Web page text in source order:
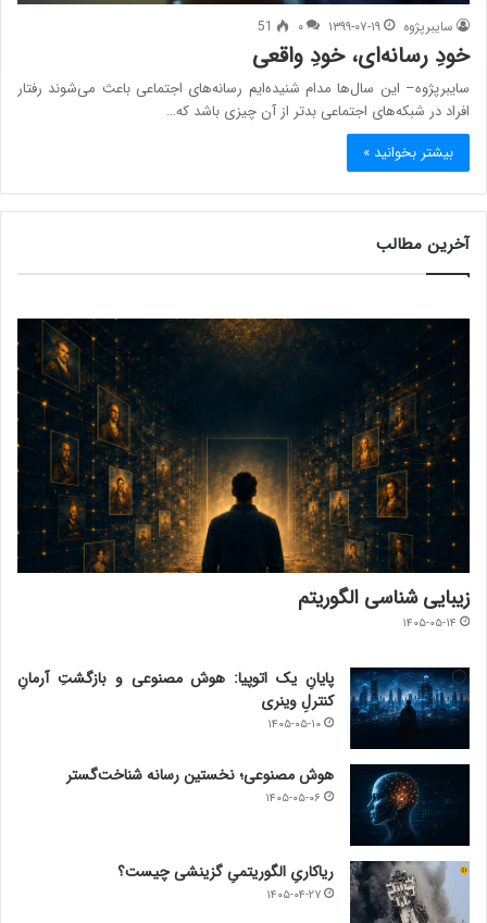
سایبرپژوه ۱۳۹۹-۰۷-۱۹ ۰ 51
خودِ رسانه‌ای، خودِ واقعی
سایبرپژوه– این سال‌ها مدام شنیده‌ایم رسانه‌های اجتماعی باعث می‌شوند رفتار
افراد در شبکه‌های اجتماعی بدتر از آن چیزی باشد که…
بیشتر بخوانید »
آخرین مطالب
زیبایی شناسی الگوریتم
۱۴۰۵-۰۵-۱۴
پایانِ یک اتوپیا: هوش مصنوعی و بازگشتِ آرمانِ
کنترلِ وینری
۱۴۰۵-۰۵-۱۰
هوش مصنوعی؛ نخستین رسانه شناخت‌گستر
۱۴۰۵-۰۵-۰۶
ریاکاریِ الگوریتمیِ گزینشی چیست؟
۱۴۰۵-۰۴-۲۷